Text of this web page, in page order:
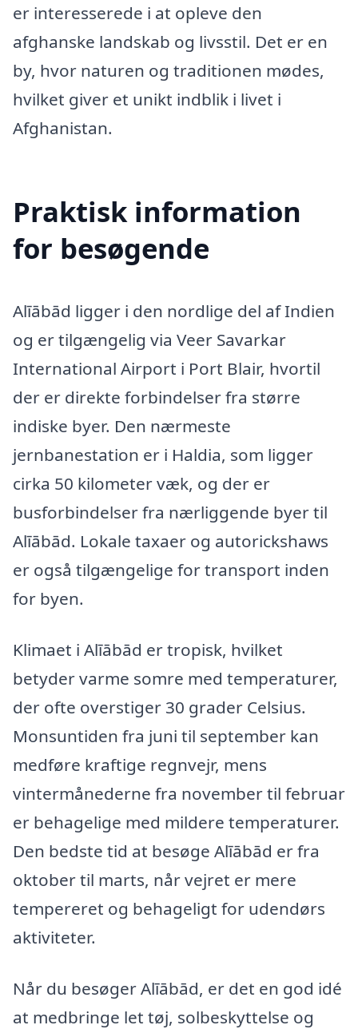
er interesserede i at opleve den
afghanske landskab og livsstil. Det er en
by, hvor naturen og traditionen mødes,
hvilket giver et unikt indblik i livet i
Afghanistan.
Praktisk information
for besøgende
Alīābād ligger i den nordlige del af Indien
og er tilgængelig via Veer Savarkar
International Airport i Port Blair, hvortil
der er direkte forbindelser fra større
indiske byer. Den nærmeste
jernbanestation er i Haldia, som ligger
cirka 50 kilometer væk, og der er
busforbindelser fra nærliggende byer til
Alīābād. Lokale taxaer og autorickshaws
er også tilgængelige for transport inden
for byen.
Klimaet i Alīābād er tropisk, hvilket
betyder varme somre med temperaturer,
der ofte overstiger 30 grader Celsius.
Monsuntiden fra juni til september kan
medføre kraftige regnvejr, mens
vintermånederne fra november til februar
er behagelige med mildere temperaturer.
Den bedste tid at besøge Alīābād er fra
oktober til marts, når vejret er mere
tempereret og behageligt for udendørs
aktiviteter.
Når du besøger Alīābād, er det en god idé
at medbringe let tøj, solbeskyttelse og